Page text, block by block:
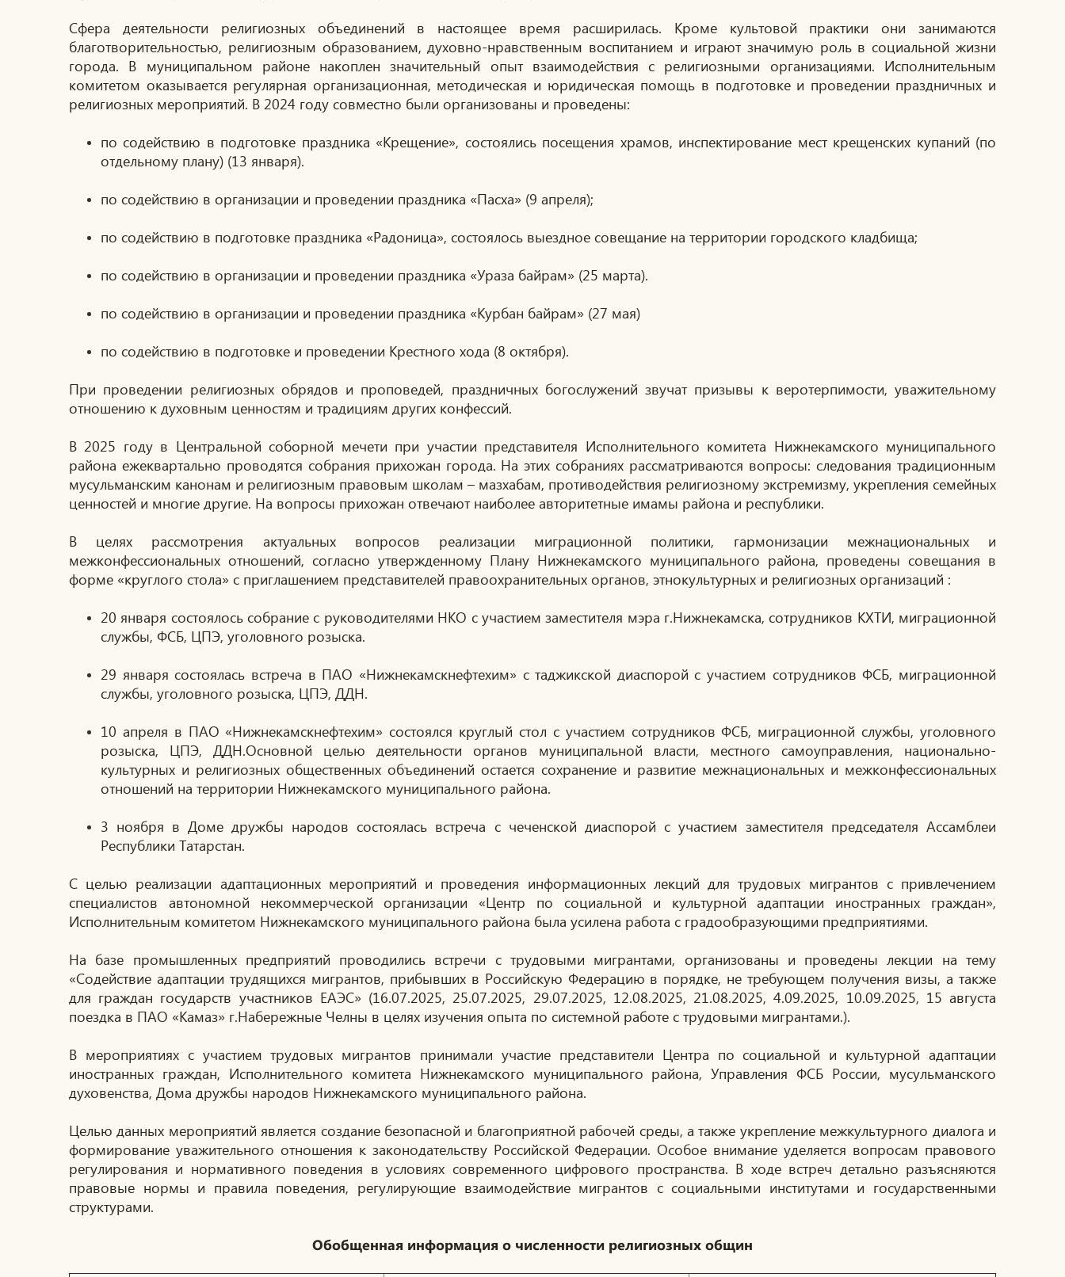
Сфера деятельности религиозных объединений в настоящее время расширилась. Кроме культовой практики они занимаются
благотворительностью, религиозным образованием, духовно-нравственным воспитанием и играют значимую роль в социальной жизни
города. В муниципальном районе накоплен значительный опыт взаимодействия с религиозными организациями. Исполнительным
комитетом оказывается регулярная организационная, методическая и юридическая помощь в подготовке и проведении праздничных и
религиозных мероприятий. В 2024 году совместно были организованы и проведены:
по содействию в подготовке праздника «Крещение», состоялись посещения храмов, инспектирование мест крещенских купаний (по
отдельному плану) (13 января).
по содействию в организации и проведении праздника «Пасха» (9 апреля);
по содействию в подготовке праздника «Радоница», состоялось выездное совещание на территории городского кладбища;
по содействию в организации и проведении праздника «Ураза байрам» (25 марта).
по содействию в организации и проведении праздника «Курбан байрам» (27 мая)
по содействию в подготовке и проведении Крестного хода (8 октября).
При проведении религиозных обрядов и проповедей, праздничных богослужений звучат призывы к веротерпимости, уважительному
отношению к духовным ценностям и традициям других конфессий.
В 2025 году в Центральной соборной мечети при участии представителя Исполнительного комитета Нижнекамского муниципального
района ежеквартально проводятся собрания прихожан города. На этих собраниях рассматриваются вопросы: следования традиционным
мусульманским канонам и религиозным правовым школам – мазхабам, противодействия религиозному экстремизму, укрепления семейных
ценностей и многие другие. На вопросы прихожан отвечают наиболее авторитетные имамы района и республики.
В целях рассмотрения актуальных вопросов реализации миграционной политики, гармонизации межнациональных и
межконфессиональных отношений, согласно утвержденному Плану Нижнекамского муниципального района, проведены совещания в
форме «круглого стола» с приглашением представителей правоохранительных органов, этнокультурных и религиозных организаций :
20 января состоялось собрание с руководителями НКО с участием заместителя мэра г.Нижнекамска, сотрудников КХТИ, миграционной
службы, ФСБ, ЦПЭ, уголовного розыска.
29 января состоялась встреча в ПАО «Нижнекамскнефтехим» с таджикской диаспорой с участием сотрудников ФСБ, миграционной
службы, уголовного розыска, ЦПЭ, ДДН.
10 апреля в ПАО «Нижнекамскнефтехим» состоялся круглый стол с участием сотрудников ФСБ, миграционной службы, уголовного
розыска, ЦПЭ, ДДН.Основной целью деятельности органов муниципальной власти, местного самоуправления, национально-
культурных и религиозных общественных объединений остается сохранение и развитие межнациональных и межконфессиональных
отношений на территории Нижнекамского муниципального района.
3 ноября в Доме дружбы народов состоялась встреча с чеченской диаспорой с участием заместителя председателя Ассамблеи
Республики Татарстан.
С целью реализации адаптационных мероприятий и проведения информационных лекций для трудовых мигрантов с привлечением
специалистов автономной некоммерческой организации «Центр по социальной и культурной адаптации иностранных граждан»,
Исполнительным комитетом Нижнекамского муниципального района была усилена работа с градообразующими предприятиями.
На базе промышленных предприятий проводились встречи с трудовыми мигрантами, организованы и проведены лекции на тему
«Содействие адаптации трудящихся мигрантов, прибывших в Российскую Федерацию в порядке, не требующем получения визы, а также
для граждан государств участников ЕАЭС» (16.07.2025, 25.07.2025, 29.07.2025, 12.08.2025, 21.08.2025, 4.09.2025, 10.09.2025, 15 августа
поездка в ПАО «Камаз» г.Набережные Челны в целях изучения опыта по системной работе с трудовыми мигрантами.).
В мероприятиях с участием трудовых мигрантов принимали участие представители Центра по социальной и культурной адаптации
иностранных граждан, Исполнительного комитета Нижнекамского муниципального района, Управления ФСБ России, мусульманского
духовенства, Дома дружбы народов Нижнекамского муниципального района.
Целью данных мероприятий является создание безопасной и благоприятной рабочей среды, а также укрепление межкультурного диалога и
формирование уважительного отношения к законодательству Российской Федерации. Особое внимание уделяется вопросам правового
регулирования и нормативного поведения в условиях современного цифрового пространства. В ходе встреч детально разъясняются
правовые нормы и правила поведения, регулирующие взаимодействие мигрантов с социальными институтами и государственными
структурами.
Обобщенная информация о численности религиозных общин